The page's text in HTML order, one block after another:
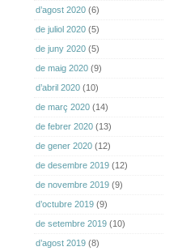
d’agost 2020 (6)
de juliol 2020 (5)
de juny 2020 (5)
de maig 2020 (9)
d’abril 2020 (10)
de març 2020 (14)
de febrer 2020 (13)
de gener 2020 (12)
de desembre 2019 (12)
de novembre 2019 (9)
d’octubre 2019 (9)
de setembre 2019 (10)
d’agost 2019 (8)